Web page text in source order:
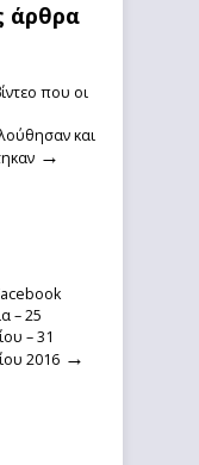
άρθρα
που οι
και
→
– 25
– 31
2016 →